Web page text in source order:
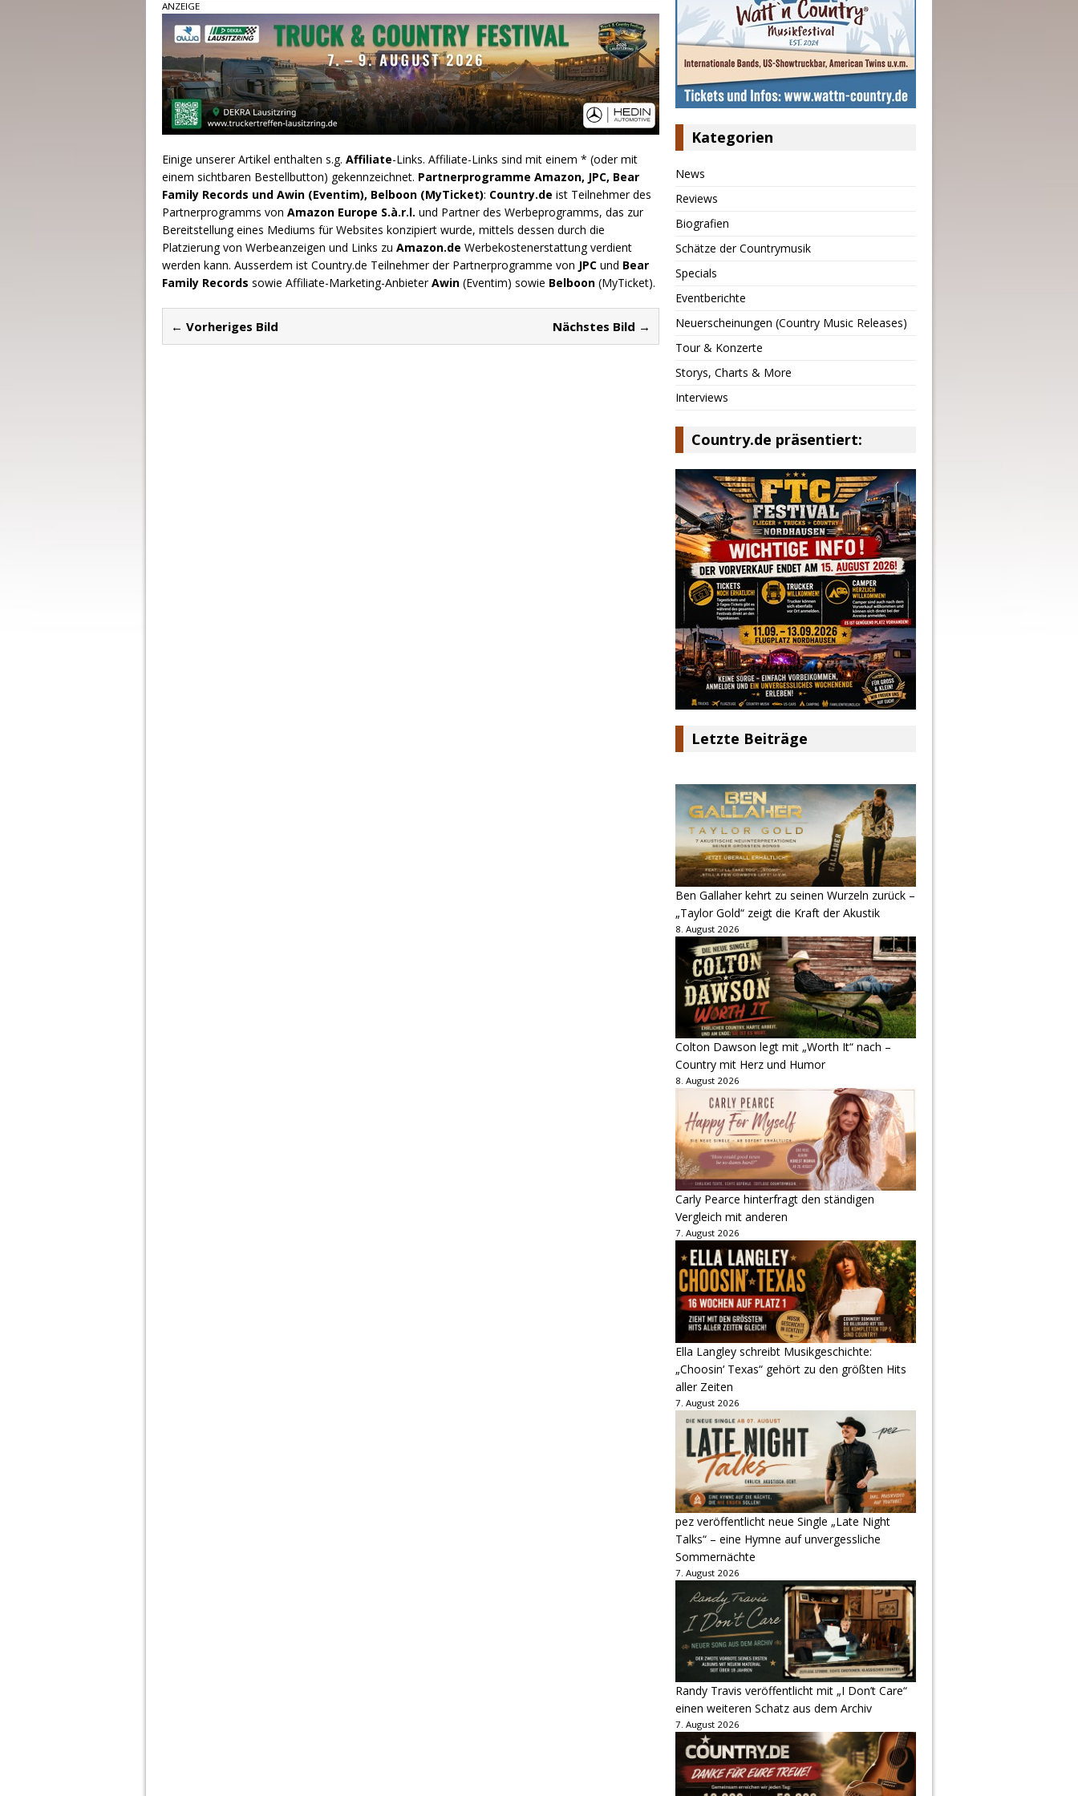
ANZEIGE
Einige unserer Artikel enthalten s.g. Affiliate-Links. Affiliate-Links sind mit einem * (oder mit
einem sichtbaren Bestellbutton) gekennzeichnet. Partnerprogramme Amazon, JPC, Bear
Family Records und Awin (Eventim), Belboon (MyTicket): Country.de ist Teilnehmer des
Partnerprogramms von Amazon Europe S.à.r.l. und Partner des Werbeprogramms, das zur
Bereitstellung eines Mediums für Websites konzipiert wurde, mittels dessen durch die
Platzierung von Werbeanzeigen und Links zu Amazon.de Werbekostenerstattung verdient
werden kann. Ausserdem ist Country.de Teilnehmer der Partnerprogramme von JPC und Bear
Family Records sowie Affiliate-Marketing-AnbieterAwin (Eventim) sowie Belboon (MyTicket).
← Vorheriges Bild Nächstes Bild →
Kategorien
News
Reviews
Biografien
Schätze der Countrymusik
Specials
Eventberichte
Neuerscheinungen (Country Music Releases)
Tour & Konzerte
Storys, Charts & More
Interviews
Country.de präsentiert:
Letzte Beiträge
Ben Gallaher kehrt zu seinen Wurzeln zurück –
„Taylor Gold“ zeigt die Kraft der Akustik
8. August 2026
Colton Dawson legt mit „Worth It“ nach –
Country mit Herz und Humor
8. August 2026
Carly Pearce hinterfragt den ständigen
Vergleich mit anderen
7. August 2026
Ella Langley schreibt Musikgeschichte:
„Choosin‘ Texas“ gehört zu den größten Hits
aller Zeiten
7. August 2026
pez veröffentlicht neue Single „Late Night
Talks“ – eine Hymne auf unvergessliche
Sommernächte
7. August 2026
Randy Travis veröffentlicht mit „I Don’t Care“
einen weiteren Schatz aus dem Archiv
7. August 2026